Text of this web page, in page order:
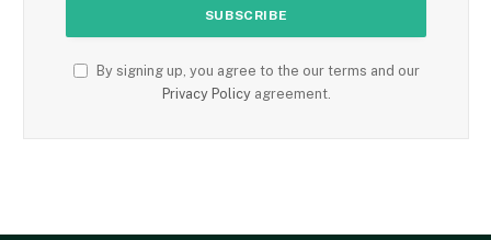
By signing up, you agree to the our terms and our
Privacy Policyagreement.